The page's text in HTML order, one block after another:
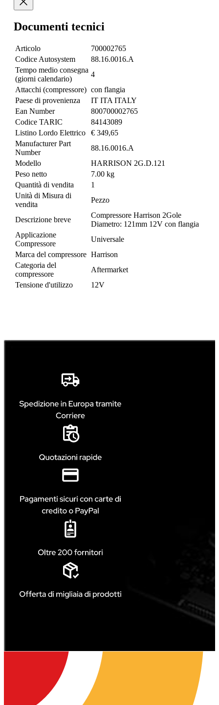
Documenti tecnici
Articolo
700002765
Codice Autosystem
88.16.0016.A
Tempo medio consegna
(giorni calendario)
4
Attacchi (compressore) con flangia
Paese di provenienza
IT ITA ITALY
Ean Number
800700002765
Codice TARIC
84143089
Listino Lordo Elettrico
€ 349,65
Manufacturer Part
Number
88.16.0016.A
Modello
HARRISON 2G.D.121
Peso netto
7.00 kg
Quantità di vendita
1
Unità di Misura di
vendita
Pezzo
Descrizione breve
Compressore Harrison 2Gole
Diametro: 121mm 12V con flangia
Applicazione
Compressore
Universale
Marca del compressore Harrison
Categoria del
compressore
Aftermarket
Tensione d'utilizzo
12V